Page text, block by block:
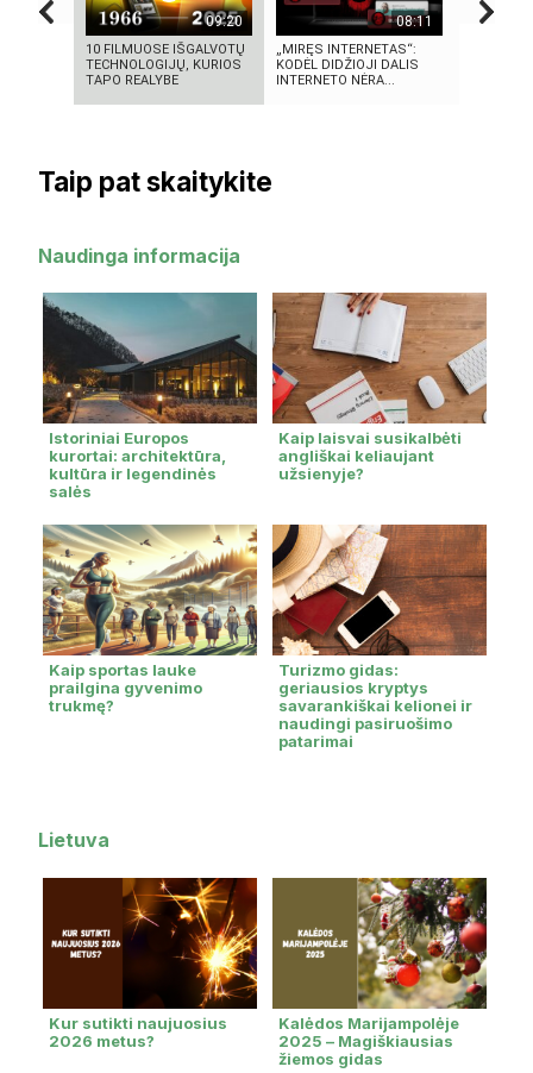
09:20
10 FILMUOSE IŠGALVOTŲ
TECHNOLOGIJŲ, KURIOS
TAPO REALYBE
08:11
„MIRĘS INTERNETAS“:
KODĖL DIDŽIOJI DALIS
INTERNETO NĖRA...
Taip pat skaitykite
Naudinga informacija
Istoriniai Europos
kurortai: architektūra,
kultūra ir legendinės
salės
Kaip laisvai susikalbėti
angliškai keliaujant
užsienyje?
Kaip sportas lauke
prailgina gyvenimo
trukmę?
Turizmo gidas:
geriausios kryptys
savarankiškai kelionei ir
naudingi pasiruošimo
patarimai
Lietuva
Kur sutikti naujuosius
2026 metus?
Kalėdos Marijampolėje
2025 – Magiškiausias
žiemos gidas